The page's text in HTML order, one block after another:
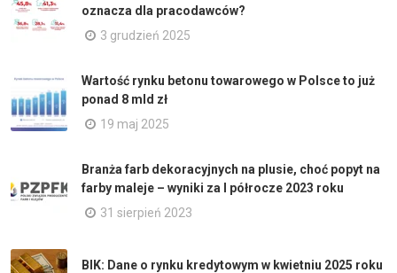
oznacza dla pracodawców?
3 grudzień 2025
Wartość rynku betonu towarowego w Polsce to już
ponad 8 mld zł
19 maj 2025
Branża farb dekoracyjnych na plusie, choć popyt na
farby maleje – wyniki za I półrocze 2023 roku
31 sierpień 2023
BIK: Dane o rynku kredytowym w kwietniu 2025 roku